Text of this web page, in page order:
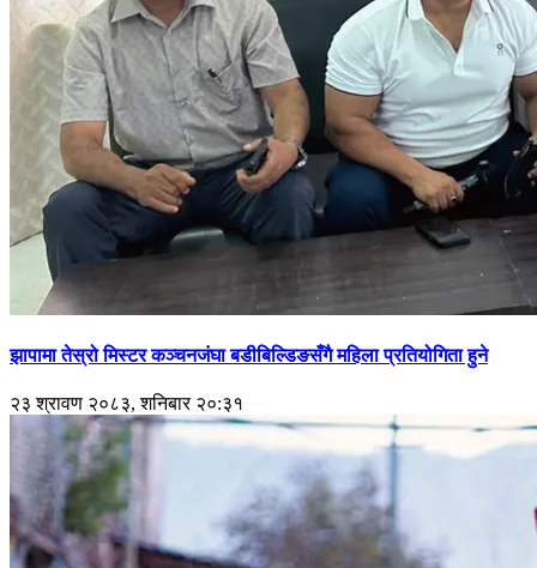
झापामा तेस्रो मिस्टर कञ्चनजंघा बडीबिल्डिङसँगै महिला प्रतियोगिता हुने
२३ श्रावण २०८३, शनिबार २०:३१